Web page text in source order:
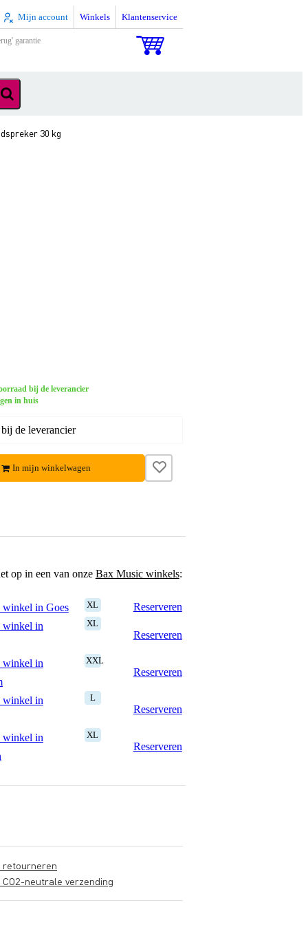
Mijn account Winkels Klantenservice
garantie
30 kg
bij de leverancier
in huis
de leverancier
In mijn winkelwagen
op in een van onze Bax Music winkels:
in Goes XL
Reserveren
winkel in
XL
Reserveren
winkel in
XXL
Reserveren
winkel in
L
Reserveren
winkel in
XL
Reserveren
retourneren
CO2-neutrale verzending